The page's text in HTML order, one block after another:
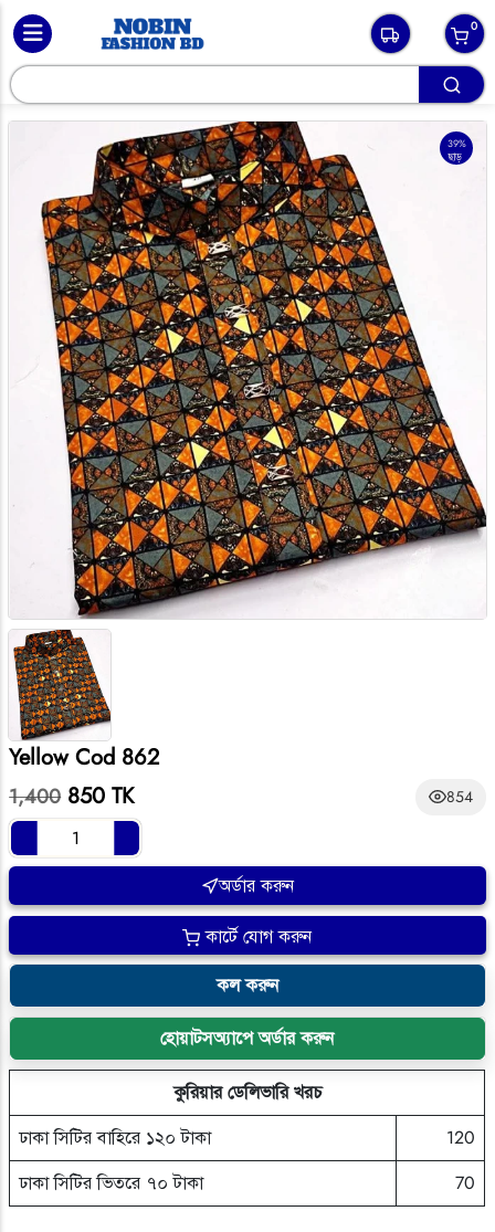
0
39%
ছাড়
Yellow Cod 862
1,400850 TK 854
অর্ডার করুন
কার্টে যোগ করুন
কল করুন
হোয়াটসঅ্যাপে অর্ডার করুন
কুরিয়ার ডেলিভারি খরচ
ঢাকা সিটির বাহিরে ১২০ টাকা
120
ঢাকা সিটির ভিতরে ৭০ টাকা
70